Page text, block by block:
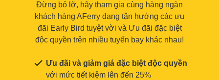
Đừng bỏ lỡ, hãy tham gia cùng hàng ngàn
khách hàng AFerry đang tận hưởng các ưu
đãi Early Bird tuyệt vời và Ưu đãi đặc biệt
độc quyền trên nhiều tuyến bay khác nhau!
Ưu đãi và giảm giá đặc biệt độc quyền
với mức tiết kiệm lên đến 25%